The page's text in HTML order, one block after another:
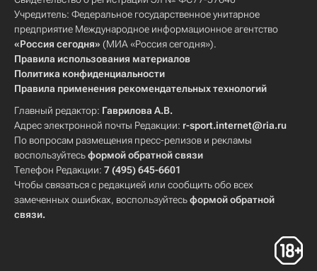
Учредитель: Федеральное государственное унитарное
предприятие Международное информационное агентство
«Россия сегодня» (МИА «Россия сегодня»).
Правила использования материалов
Политика конфиденциальности
Правила применения рекомендательных технологий
Главный редактор: Гаврилова А.В.
Адрес электронной почты Редакции: r-sport.internet@ria.ru
По вопросам размещения пресс-релизов и рекламы
воспользуйтесьформой обратной связи
Телефон Редакции: 7 (495) 645-6601
Чтобы связаться с редакцией или сообщить обо всех
замеченных ошибках, воспользуйтесьформой обратной
связи.